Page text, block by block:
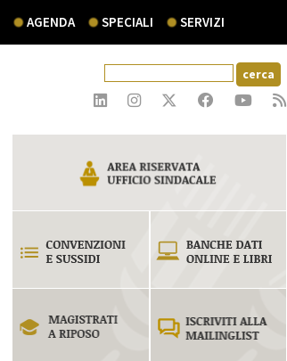
AGENDA SPECIALI SERVIZI